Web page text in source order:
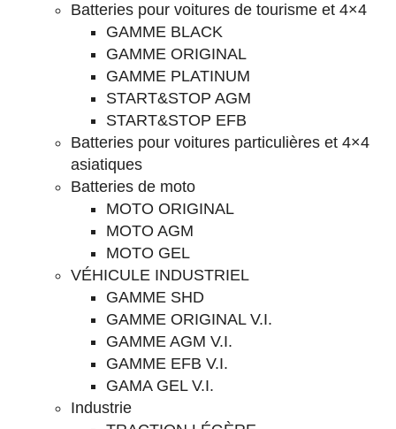
Batteries pour voitures de tourisme et 4×4
GAMME BLACK
GAMME ORIGINAL
GAMME PLATINUM
START&STOP AGM
START&STOP EFB
Batteries pour voitures particulières et 4×4
asiatiques
Batteries de moto
MOTO ORIGINAL
MOTO AGM
MOTO GEL
VÉHICULE INDUSTRIEL
GAMME SHD
GAMME ORIGINAL V.I.
GAMME AGM V.I.
GAMME EFB V.I.
GAMA GEL V.I.
Industrie